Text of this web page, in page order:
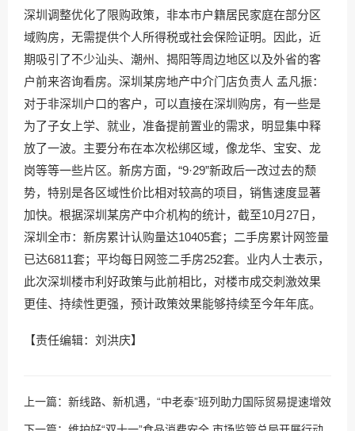
深圳调整优化了限购政策，非本市户籍居民家庭在部分区
域购房，无需提供个人所得税或社会保险证明。因此，近
期吸引了不少汕头、潮州、揭阳等周边地区以及外省的客
户前来咨询看房。深圳某房地产中介门店负责人 孟凡振：
对于非深圳户口的客户，可以直接在深圳购房，有一些是
为了子女上学、就业，准备提前置业的需求，明显集中释
放了一波。主要分布在本次松绑区域，像龙华、宝安、龙
岗等等一些片区。新房方面，“9·29”新政后一改过去的颓
势，特别是各区域性价比相对较高的项目，销售速度显著
加快。根据深圳某房产中介机构的统计，截至10月27日，
深圳全市：新房累计认购量达10405套；二手房累计网签量
已达6811套；平均每日网签二手房252套。业内人士表示，
此次深圳楼市利好政策与此前相比，对楼市成交刺激效果
更佳、持续性更强，预计政策效果能够持续至今年年底。
【责任编辑：刘洪庆】
上一篇： 新线路、新机遇，“中老泰”班列助力国际贸易提速增效